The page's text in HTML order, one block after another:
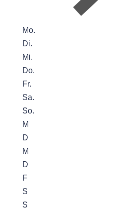
Mo.
Di.
Mi.
Do.
Fr.
Sa.
So.
M
D
M
D
F
S
S